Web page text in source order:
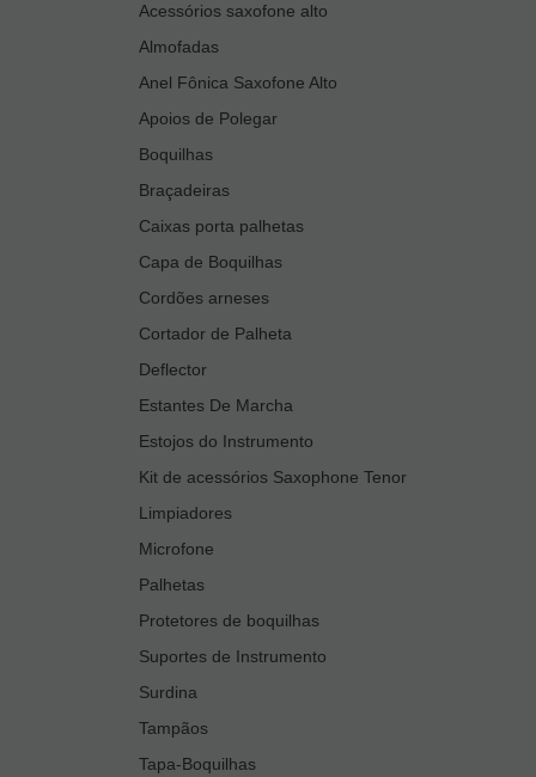
Acessórios saxofone alto
Almofadas
Anel Fônica Saxofone Alto
Apoios de Polegar
Boquilhas
Braçadeiras
Caixas porta palhetas
Capa de Boquilhas
Cordões arneses
Cortador de Palheta
Deflector
Estantes De Marcha
Estojos do Instrumento
Kit de acessórios Saxophone Tenor
Limpiadores
Microfone
Palhetas
Protetores de boquilhas
Suportes de Instrumento
Surdina
Tampãos
Tapa-Boquilhas